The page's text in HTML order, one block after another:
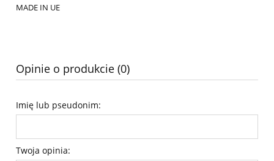
MADE IN UE
Opinie o produkcie (0)
Imię lub pseudonim:
Twoja opinia: